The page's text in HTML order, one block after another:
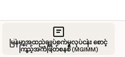
အကဲဖြတ်စနစ် အ
မြန်မာ့အထည်ချုပ်စက်မှုလုပ်ငန်း စောင့်
ကြည့်အကဲဖြတ်စနစ် (MGIMM)